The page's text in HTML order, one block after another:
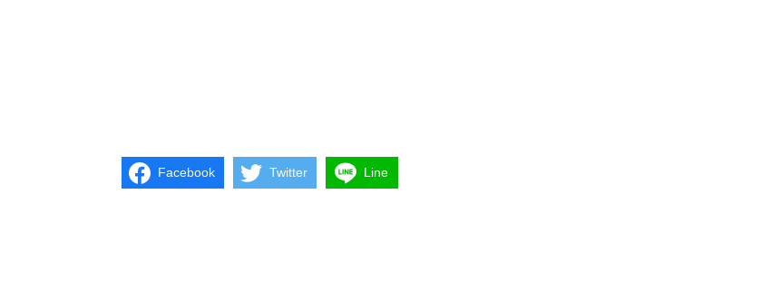
Facebook Twitter Line